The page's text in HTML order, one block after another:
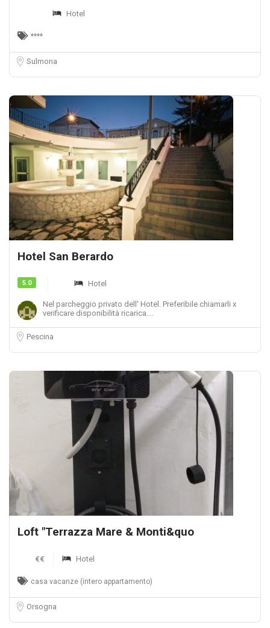
Hotel
****
Sulmona
Hotel San Berardo
5.0 Hotel
Nel parcheggio privato dell' Hotel. Preferibile chiamarli x
verificare disponibilità ricarica....
Pescina
Loft "Terrazza Mare & Monti&quo
€€ Hotel
casa vacanze (intero appartamento)
Orsogna